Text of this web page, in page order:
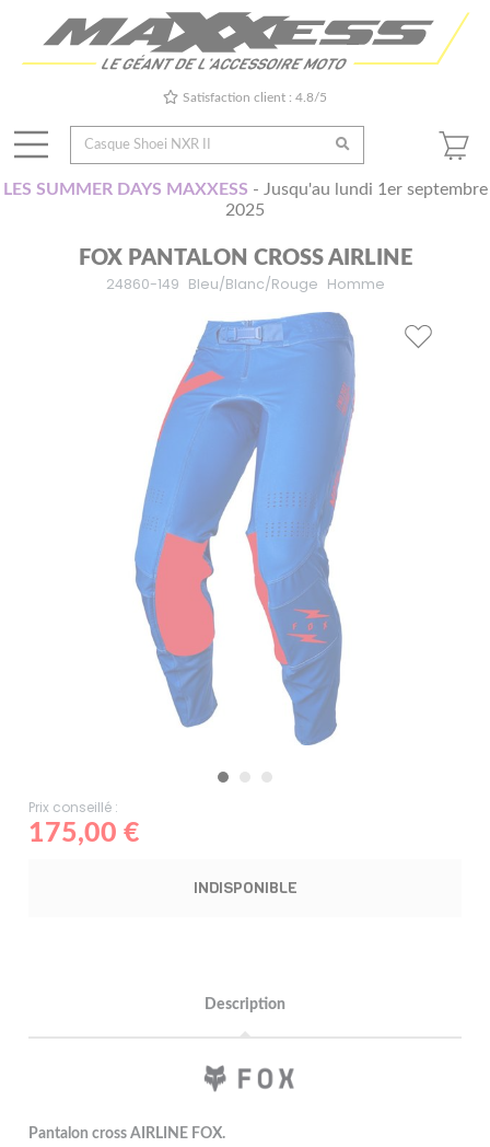
Satisfaction client : 4.8/5
LES SUMMER DAYS MAXXESS - Jusqu'au lundi 1er septembre
2025
FOX PANTALON CROSS AIRLINE
24860-149 Bleu/Blanc/Rouge Homme
Prix conseillé :
175,00 €
INDISPONIBLE
Description
Pantalon cross AIRLINE FOX.